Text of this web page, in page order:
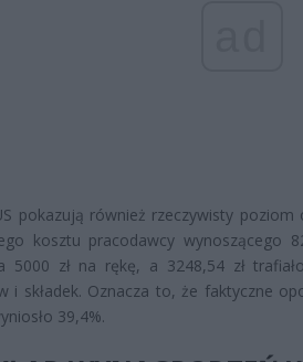
pokazują również rzeczywisty
kosztu pracodawcy wynoszącego
5000 zł na rękę, a 3248,54 zł
i składek. Oznacza to, że faktyczne
39,4%.